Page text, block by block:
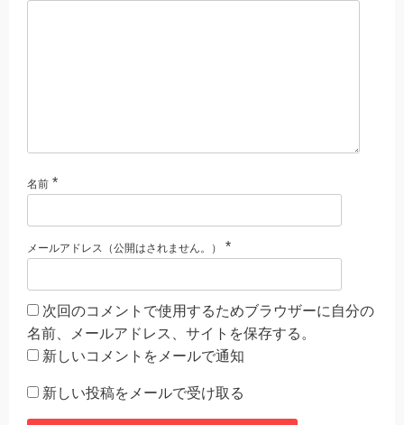
名前 *
メールアドレス（公開はされません。） *
次回のコメントで使用するためブラウザーに自分の
名前、メールアドレス、サイトを保存する。
新しいコメントをメールで通知
新しい投稿をメールで受け取る